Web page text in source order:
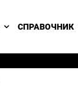
СПРАВОЧНИК